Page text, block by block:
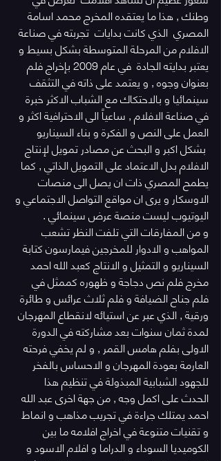
وطنك , هذا ما يعتقده المخرج محمد اسامة
المصري  الذي كانت بدايات  تجربته في صناعة
الافلام من المرحلة المتوسطة بشكل بسيط و
يعتبر بدايته الجادة  في عام 2009 بإخراج فلم
بعنوان وجوه , و يعتمد على ذاته في التثقف
سينمائيا و بالاحتكاك مع الشباب الاكثر خبرة
في صناعة الافلام , ساعياً الى الاحترافية اكثر و
العمل على النص و الفكرة و بناء السيناريو
بشكل اكبر و البحث عن مصادر تمويل لإنتاج
الافلام بدل الاعتماد على التمويل الذاتي , كما
يطمح المصري ذات ان يصل الى منصات
الاوسكار و يرى ان مواقع التواصل الاجتماعي و
اليوتيوب ليست منصة عرض سينمائي .
و من المفارقات التي تلفت النظر تشعب
المواهب و الادوار للمخرجين فيمارسون كتابة
السيناريو و التمثيل و الانتاج كعبد الله احمد
مخرج فلم نص دجاجة و ظهوره كممثل في
فلم جناح الضيافة و فلم ثلاث عرائس و طائرة
ورقية , الذي عبر عن استيائه لانقطاع المهرجان
لمدة ثمان سنوات بعد مشاركته في الدورة
الاولى بفلم هامس القمر , و لم يخفي فرحته
العارمة بعودة المهرجان و الاحساس بالفخر
للجهود الشبابية المبذولة في تنظيم هذا
الحدث على اكمل وجه , من جهة اخرى عبد الله
احمد يمتلك جراءة في تجريب مذاهب و انماط
و تقنيات متنوعة في اخراج افلامه ما بين
الكوميديا السوداء و الدراما و افلام الاسود و